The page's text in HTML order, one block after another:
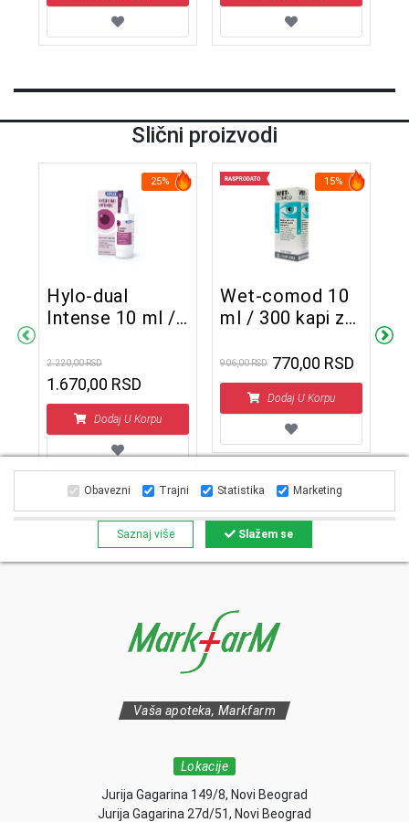
Slični proizvodi
25%
Hylo-dual
Intense 10 ml /
2.220,00 RSD
1.670,00 RSD
Dodaj U Korpu
15%
Wet-comod 10
ml / 300 kapi za
906,00 RSD 770,00 RSD
Dodaj U Korpu
Vaša apoteka, Markfarm
Lokacije
Jurija Gagarina 149/8, Novi Beograd
Jurija Gagarina 27d/51, Novi Beograd
Obavezni Trajni Statistika Marketing
Saznaj više Slažem se